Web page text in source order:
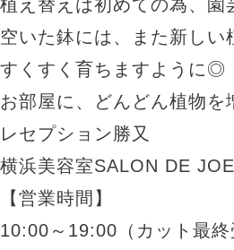
植え替えは初めての為、
空いた鉢には、また新し
すくすく育ちますように◎
お部屋に、どんどん植物
レセプション勝又
横浜美容室SALON DE JOE
【営業時間】
10:00～19:00（カット最終